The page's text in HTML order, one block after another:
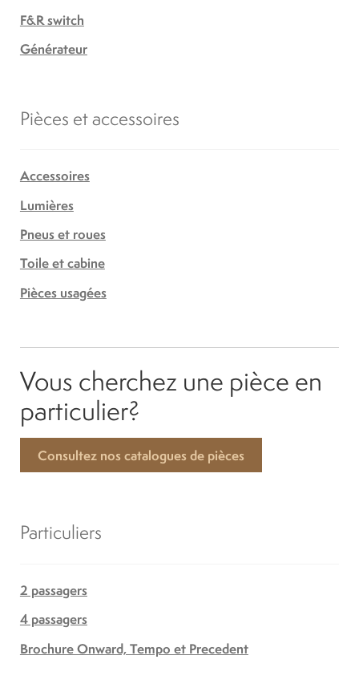
F&R switch
Générateur
Pièces et accessoires
Accessoires
Lumières
Pneus et roues
Toile et cabine
Pièces usagées
Vous cherchez une pièce en
particulier?
Consultez nos catalogues de pièces
Particuliers
2 passagers
4 passagers
Brochure Onward, Tempo et Precedent